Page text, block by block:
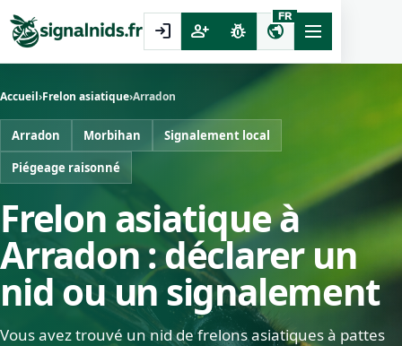
login person_add pest_control public
FR
Accueil›Frelon asiatique›Arradon
Arradon Morbihan
Signalement local
Piégeage raisonné
Frelon asiatique à
Arradon : déclarer un
nid ou un signalement
Vous avez trouvé un nid de frelons asiatiques à pattes